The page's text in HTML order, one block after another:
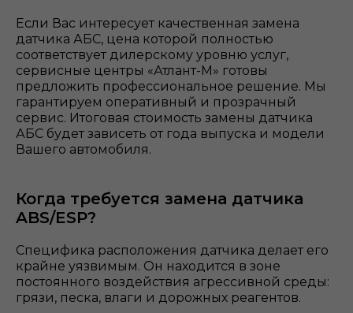
Если Вас интересует качественная замена
датчика АБС, цена которой полностью
соответствует дилерскому уровню услуг,
сервисные центры «Атлант-М» готовы
предложить профессиональное решение. Мы
гарантируем оперативный и прозрачный
сервис. Итоговая стоимость замены датчика
АБС будет зависеть от года выпуска и модели
Вашего автомобиля.
Когда требуется замена датчика
ABS/ESP?
Специфика расположения датчика делает его
крайне уязвимым. Он находится в зоне
постоянного воздействия агрессивной среды:
грязи, песка, влаги и дорожных реагентов.